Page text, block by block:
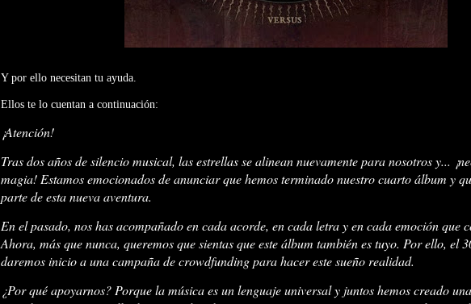
Y por ello necesitan tu ayuda.
Ellos te lo cuentan a continuación:
¡Atención!
Tras dos años de silencio musical, las estrellas se alinean nuevamente para nosotros y...
magia! Estamos emocionados de anunciar que hemos terminado nuestro cuarto álbum y
parte de esta nueva aventura.
En el pasado, nos has acompañado en cada acorde, en cada letra y en cada emoción que
Ahora, más que nunca, queremos que sientas que este álbum también es tuyo. Por ello, el
daremos inicio a una campaña de crowdfunding para hacer este sueño realidad.
¿Por qué apoyarnos? Porque la música es un lenguaje universal y juntos hemos creado